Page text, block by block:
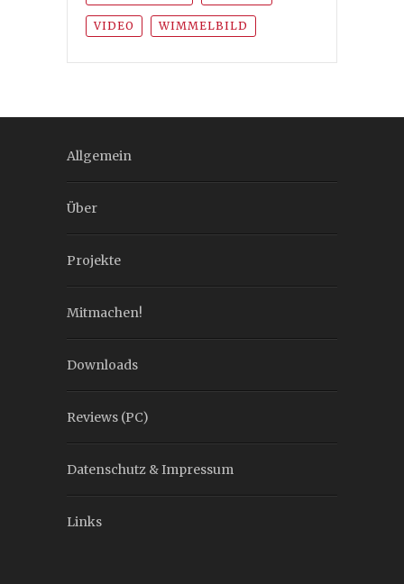
VIDEO WIMMELBILD
Allgemein
Über
Projekte
Mitmachen!
Downloads
Reviews (PC)
Datenschutz & Impressum
Links